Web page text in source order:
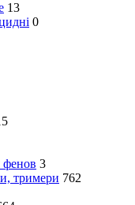
13
0
фенов 3
тримери 762